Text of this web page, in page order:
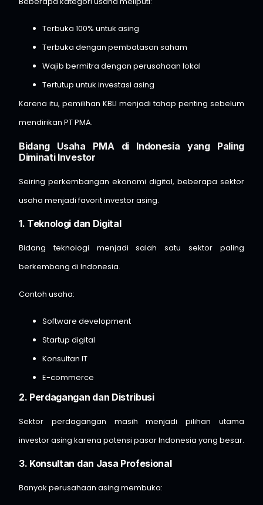
Terbuka 100% untuk asing
Terbuka dengan pembatasan saham
Wajib bermitra dengan perusahaan lokal
Tertutup untuk investasi asing
Karena itu, pemilihan KBLI menjadi tahap penting sebelum
mendirikan PT PMA.
Bidang Usaha PMA di Indonesia yang Paling
Diminati Investor
Seiring perkembangan ekonomi digital, beberapa sektor
usaha menjadi favorit investor asing.
1. Teknologi dan Digital
Bidang teknologi menjadi salah satu sektor paling
berkembang di Indonesia.
Contoh usaha:
Software development
Startup digital
Konsultan IT
E-commerce
2. Perdagangan dan Distribusi
Sektor perdagangan masih menjadi pilihan utama
investor asing karena potensi pasar Indonesia yang besar.
3. Konsultan dan Jasa Profesional
Banyak perusahaan asing membuka: